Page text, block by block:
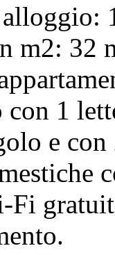
m2: 32
con 1
e
Fi